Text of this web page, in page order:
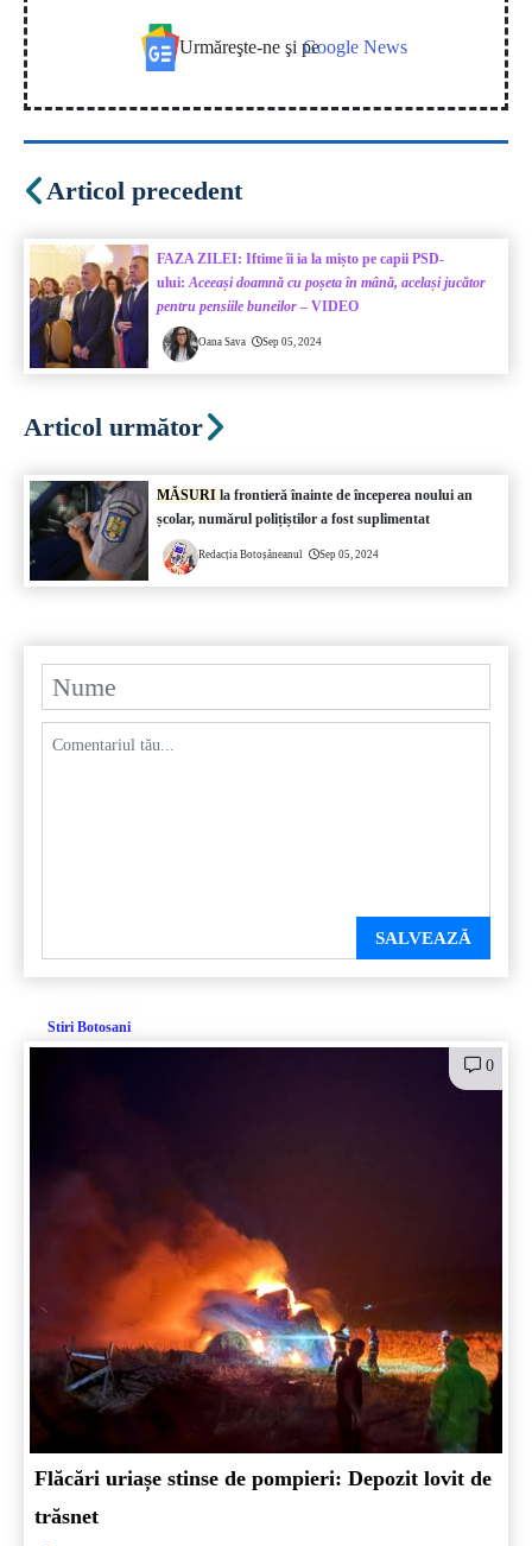
Urmăreşte-ne şi peGoogle News
Articol precedent
FAZA ZILEI: Iftime îi ia la mișto pe capii PSD-
ului: Aceeași doamnă cu poșeta în mână, același jucător
pentru pensiile buneilor– VIDEO
Oana Sava Sep 05, 2024
Articol următor
MĂSURI la frontieră înainte de începerea noului an
școlar, numărul polițiștilor a fost suplimentat
Redacția Botoșăneanul Sep 05, 2024
SALVEAZĂ
Stiri Botosani
0
Flăcări uriașe stinse de pompieri: Depozit lovit de
trăsnet